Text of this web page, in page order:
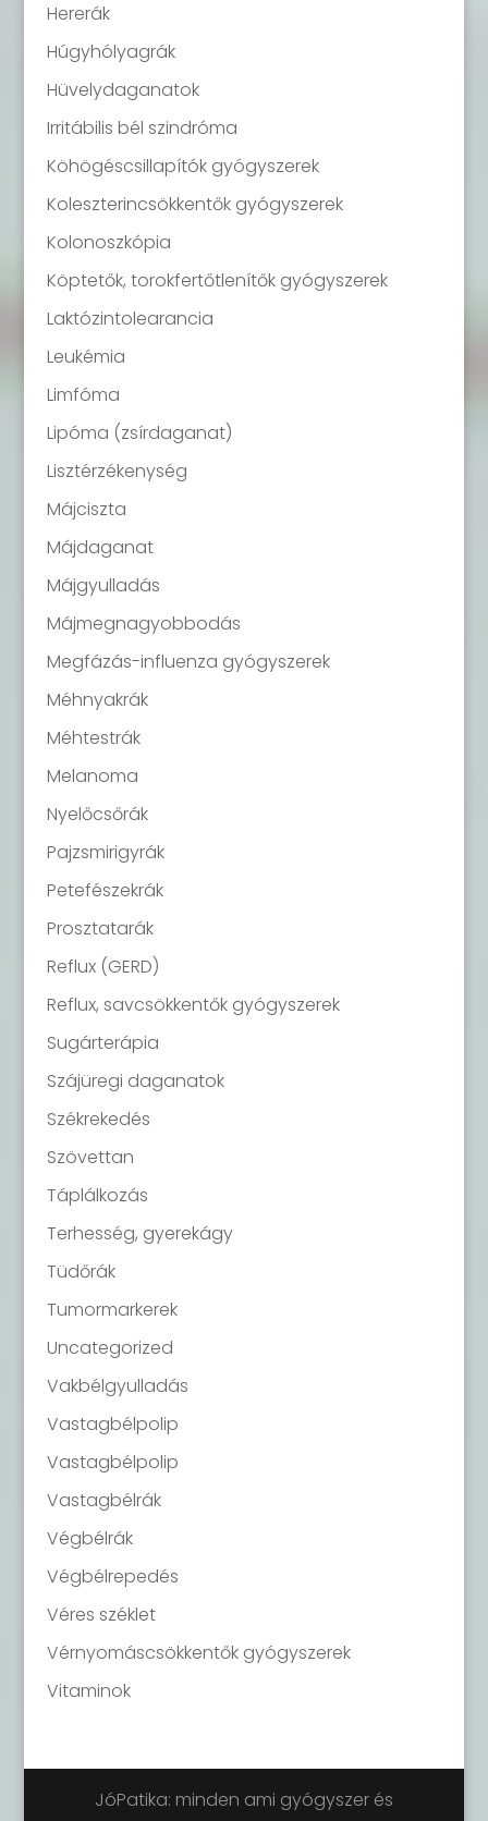
Hererák
Húgyhólyagrák
Hüvelydaganatok
Irritábilis bél szindróma
Köhögéscsillapítók gyógyszerek
Koleszterincsökkentők gyógyszerek
Kolonoszkópia
Köptetők, torokfertőtlenítők gyógyszerek
Laktózintolearancia
Leukémia
Limfóma
Lipóma (zsírdaganat)
Lisztérzékenység
Májciszta
Májdaganat
Májgyulladás
Májmegnagyobbodás
Megfázás-influenza gyógyszerek
Méhnyakrák
Méhtestrák
Melanoma
Nyelőcsőrák
Pajzsmirigyrák
Petefészekrák
Prosztatarák
Reflux (GERD)
Reflux, savcsökkentők gyógyszerek
Sugárterápia
Szájüregi daganatok
Székrekedés
Szövettan
Táplálkozás
Terhesség, gyerekágy
Tüdőrák
Tumormarkerek
Uncategorized
Vakbélgyulladás
Vastagbélpolip
Vastagbélpolip
Vastagbélrák
Végbélrák
Végbélrepedés
Véres széklet
Vérnyomáscsökkentők gyógyszerek
Vitaminok
JóPatika: minden ami gyógyszer és